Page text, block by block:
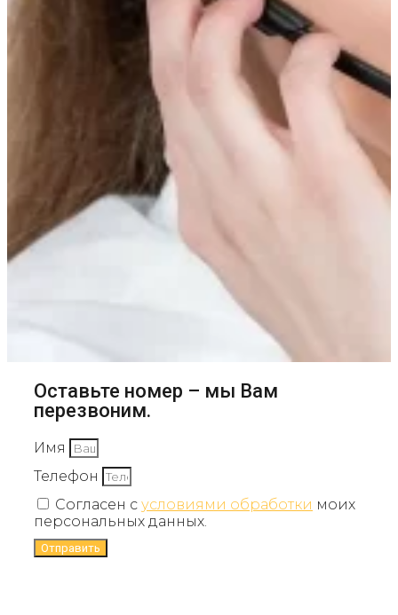
Оставьте номер – мы Вам
перезвоним.
Имя
Телефон
Согласен с условиями обработки моих
персональных данных.
Отправить